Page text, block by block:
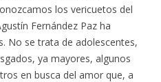
los vericuetos del
Fernández Paz ha
No se trata de adolescentes,
ya mayores, algunos
en busca del amor que, a